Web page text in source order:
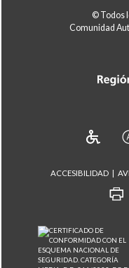
© Todos
Comunidad
ACCESIBILIDAD